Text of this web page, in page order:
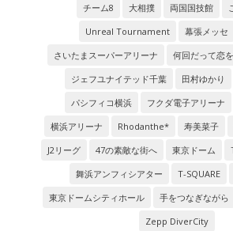
チーム8
大相撲 両国国技館
Unreal Tournament
幕張メッセ
さいたまスーパーアリーナ
何回だって恋
ジェフユナイテッド千葉
田村ゆかり
パシフィコ横浜
フクダ電子アリーナ
横浜アリーナ
Rhodanthe* 寿美菜子
J2リーグ
47の素敵な街へ 東京ドーム
舞浜アンフィシアター
T-SQUARE
東京ドームシティホール
手をつなぎながら
Zepp DiverCity